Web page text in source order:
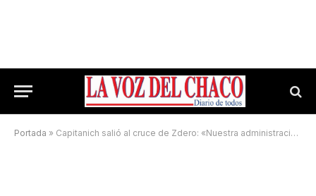
Portada » Capitanich salió al cruce de Zdero: «Nuestra administración es ordenada»